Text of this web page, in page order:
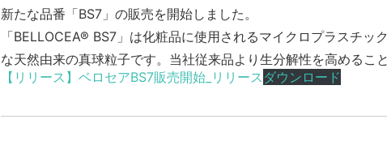
新たな品番「BS7」の販売を開始しました。
「BELLOCEA® BS7」は化粧品に使用されるマイクロプラスチ
な天然由来の真球粒子です。当社従来品より生分解性を高めるこ
【リリース】ベロセアBS7販売開始_リリース ダウンロード